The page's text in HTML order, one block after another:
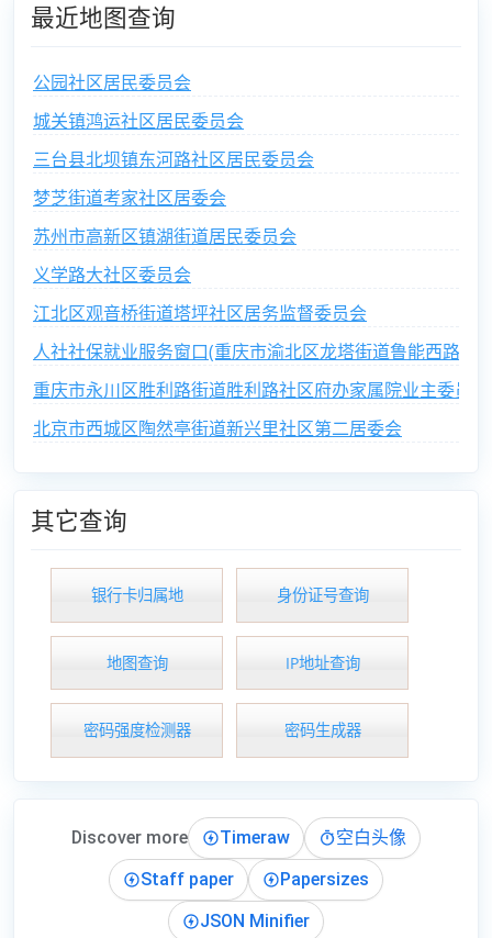
最近地图查询
公园社区居民委员会
城关镇鸿运社区居民委员会
三台县北坝镇东河路社区居民委员会
梦芝街道考家社区居委会
苏州市高新区镇湖街道居民委员会
义学路大社区委员会
江北区观音桥街道塔坪社区居务监督委员会
人社社保就业服务窗口(重庆市渝北区龙塔街道鲁能西路社
重庆市永川区胜利路街道胜利路社区府办家属院业主委员会
北京市西城区陶然亭街道新兴里社区第二居委会
其它查询
银行卡归属地 身份证号查询
地图查询 IP地址查询
密码强度检测器 密码生成器
Discover more Timeraw
空白头像
Staff paper
Papersizes
JSON Minifier